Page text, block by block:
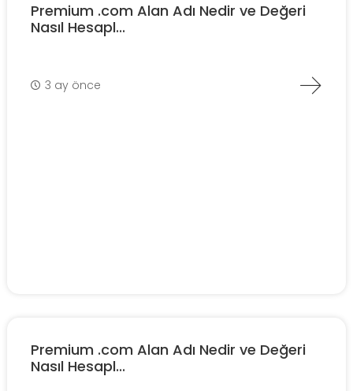
Premium .com Alan Adı Nedir ve Değeri
Nasıl Hesapl...
3 ay önce
Premium .com Alan Adı Nedir ve Değeri
Nasıl Hesapl...